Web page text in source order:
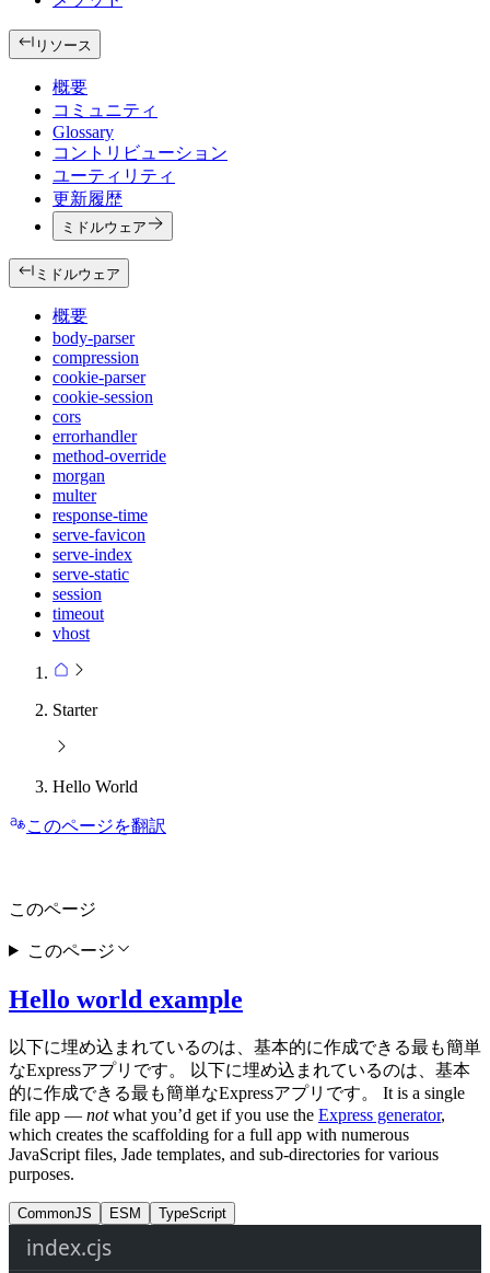
リソース
概要
コミュニティ
Glossary
コントリビューション
ユーティリティ
更新履歴
ミドルウェア
ミドルウェア
概要
body-parser
compression
cookie-parser
cookie-session
cors
errorhandler
method-override
morgan
multer
response-time
serve-favicon
serve-index
serve-static
session
timeout
vhost
Starter
Hello World
このページを翻訳
Hello world example
以下に埋め込まれているのは、基本的に作成できる最も簡単
なExpressアプリです。 以下に埋め込まれているのは、基本
的に作成できる最も簡単なExpressアプリです。 It is a single
file app — notwhat you’d get if you use the Express generator,
which creates the scaffolding for a full app with numerous
JavaScript files, Jade templates, and sub-directories for various
purposes.
CommonJS ESM TypeScript
index.cjs
このページ
このページ